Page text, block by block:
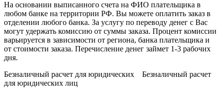
На основании выписанного счета на ФИО плательщика в
любом банке на территории РФ. Вы можете оплатить заказ в
отделении любого банка. За услугу по переводу денег с Вас
могут удержать комиссию от суммы заказа. Процент комиссии
варьируется в зависимости от региона, банка плательщика и
от стоимости заказа. Перечисление денег займет 1-3 рабочих
дня.
Безналичный расчет для юридических Безналичный расчет
для юридических лиц